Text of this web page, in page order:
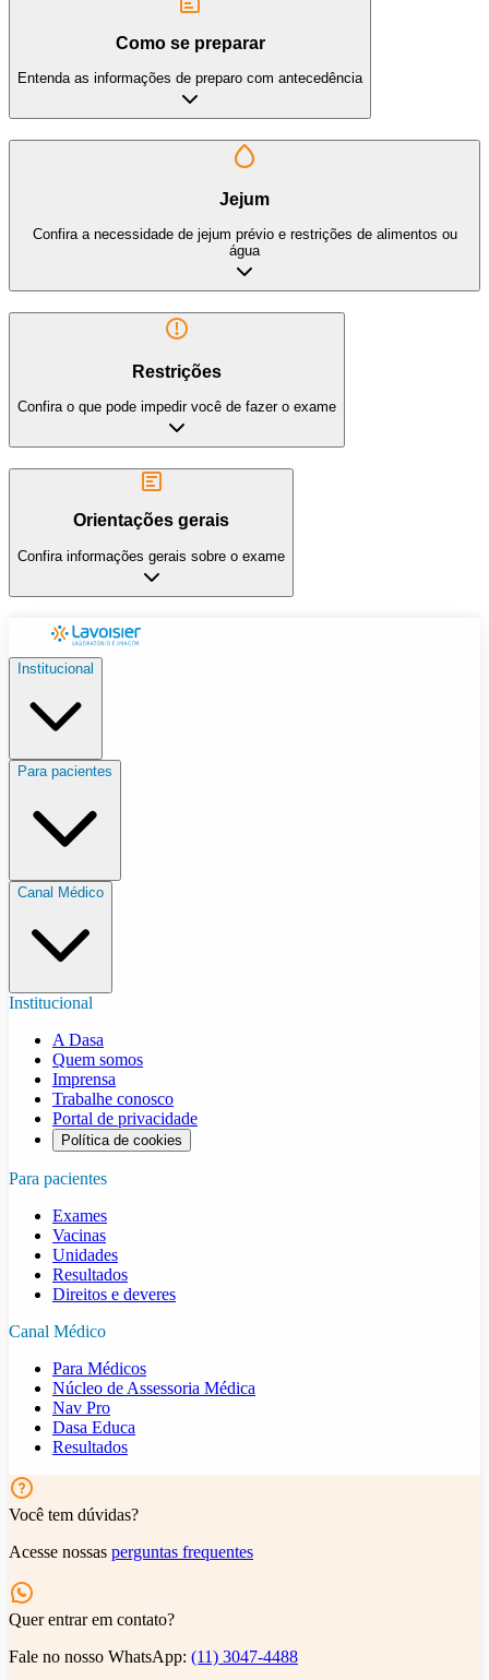
Como se preparar
Entenda as informações de preparo com antecedência
Jejum
Confira a necessidade de jejum prévio e restrições de alimentos ou
água
Restrições
Confira o que pode impedir você de fazer o exame
Orientações gerais
Confira informações gerais sobre o exame
Institucional
Para pacientes
Canal Médico
Institucional
A Dasa
Quem somos
Imprensa
Trabalhe conosco
Portal de privacidade
Política de cookies
Para pacientes
Exames
Vacinas
Unidades
Resultados
Direitos e deveres
Canal Médico
Para Médicos
Núcleo de Assessoria Médica
Nav Pro
Dasa Educa
Resultados
Você tem dúvidas?
Acesse nossas perguntas frequentes
Quer entrar em contato?
Fale no nosso WhatsApp: (11) 3047-4488